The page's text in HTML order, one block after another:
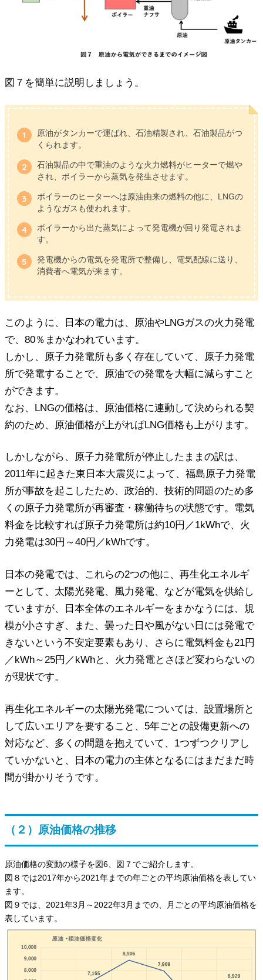
図７を簡単に説明しましょう。
原油がタンカーで運ばれ、石油精製され、石油製品がつ
くられます。
石油製品の中で重油のような火力燃料がヒーターで燃や
され、ボイラーから蒸気を発生させます。
ボイラーのヒーターへは原油由来の燃料の他に、LNGの
ようなガスも使われます。
ボイラーから出た蒸気によって発電機が回り発電されま
す。
発電機からの電気を発電所で整備し、電気配線に送り、
消費者へ電気が来ます。
このように、日本の電力は、原油やLNGガスの火力発電
で、80％まかなわれています。
しかし、原子力発電所も多く存在していて、原子力発電
所で発電することで、原油での発電を大幅に減らすこと
ができます。
なお、LNGの価格は、原油価格に連動して決められる契
約のため、原油価格が上がればLNG価格も上がります。
しかしながら、原子力発電所が停止したままの訳は、
2011年に起きた東日本大震災によって、福島原子力発電
所が事故を起こしたため、政治的、技術的問題のため多
くの原子力発電所が再審査・稼働待ちの状態です。電気
料金を比較すれば原子力発電所は約10円／1kWhで、火
力発電は30円～40円／kWhです。
日本の発電では、これらの2つの他に、再生化エネルギ
ーとして、太陽光発電、風力発電、などが電気を供給し
ていますが、日本全体のエネルギーをまかなうには、規
模が小さすぎ、また、曇った日や風がない日には発電で
きないという不安定要素もあり、さらに電気料金も21円
／kWh～25円／kWhと、火力発電とさほど変わらないの
が現状です。
再生化エネルギーの太陽光発電については、設置場所と
して広いエリアを要すること、5年ごとの設備更新への
対応など、多くの問題を抱えていて、1つずつクリアし
ていかないと、日本の電力の主体となるにはまだまだ時
間が掛かりそうです。
（２）原油価格の推移
原油価格の変動の様子を図6、図７でご紹介します。
図８では2017年から2021年までの年ごとの平均原油価格を表してい
ます。
図９では、2021年3月～2022年3月までの、月ごとの平均原油価格を
表しています。